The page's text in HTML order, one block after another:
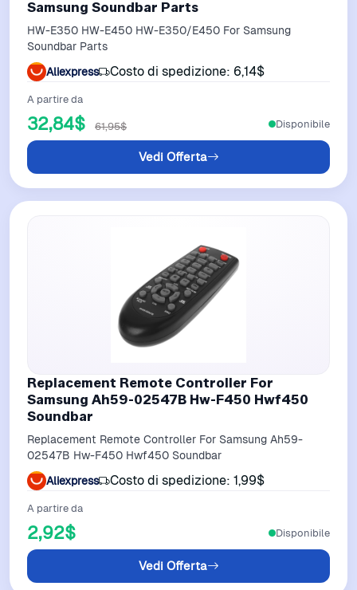
Samsung Soundbar Parts
HW-E350 HW-E450 HW-E350/E450 For Samsung
Soundbar Parts
Aliexpress
Costo di spedizione: 6,14$
A partire da
32,84$ 61,95$
Vedi Offerta
Disponibile
Replacement Remote Controller For
Samsung Ah59-02547B Hw-F450 Hwf450
Soundbar
Replacement Remote Controller For Samsung Ah59-
02547B Hw-F450 Hwf450 Soundbar
Aliexpress
Costo di spedizione: 1,99$
A partire da
2,92$
Vedi Offerta
Disponibile